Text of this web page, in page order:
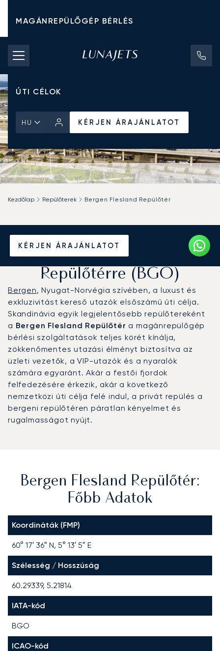
MAGÁNREPÜLŐGÉP BÉRLÉS
CHARTER ÁRAK
MAGÁNREPÜLŐGÉPEK
ÚTI CÉLOK
HU KÉRJEN ÁRAJÁNLATOT
KÉRJEN ÁRAJÁNLATOT
Kezdőlap Repülőterek Bergen Flesland Repülőtér
Magánrepülőgép bérlése a
Bergen Flesland
Repülőtérre (BGO)
Bergen, Nyugat-Norvégia szívében, a luxust és
exkluzivitást kereső utazók elsőszámú úti célja.
Skandinávia egyik legjelentősebb repülőtereként
a Bergen Flesland Repülőtér a magánrepülőgép
bérlési szolgáltatások teljes körét kínálja,
zökkenőmentes utazási élményt biztosítva az
üzleti vezetők, a VIP-utazók és a nyaralók
számára egyaránt. Akár a festői fjordok
felfedezésére érkezik, akár a következő
nemzetközi úti célja felé indul, a privát repülés a
bergeni repülőtéren páratlan kényelmet és
rugalmasságot nyújt.
Bergen Flesland Repülőtér:
Főbb Adatok
Koordináták (FMP)
60° 17′ 36″ N, 5° 13′ 5″ E
Szélesség / Hosszúság
60.29339, 5.21814
IATA-kód
BGO
ICAO-kód